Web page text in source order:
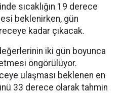
sıcaklığın 19 derece
beklenirken, gün
kadar çıkacak.
iki gün boyunca
öngörülüyor.
ulaşması beklenen en
33 derece olarak tahmin